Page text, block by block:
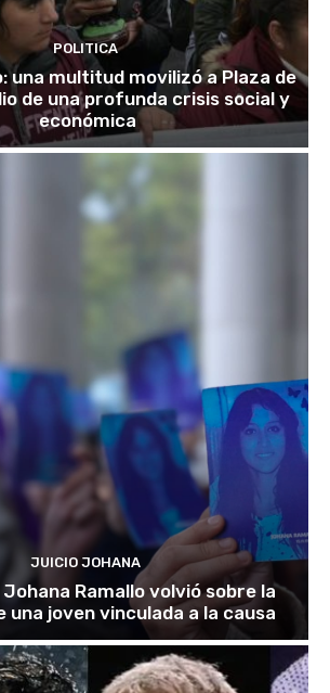
POLITICA
una multitud movilizó a Plaza de
de una profunda crisis social y
económica
JUICIO JOHANA
Johana Ramallo volvió sobre la
una joven vinculada a la causa